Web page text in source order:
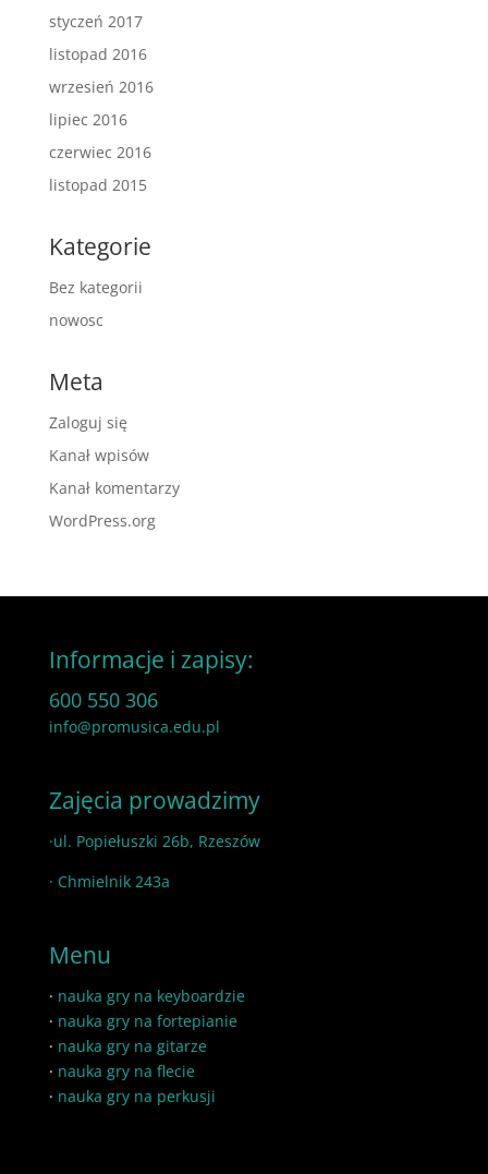
styczeń 2017
listopad 2016
wrzesień 2016
lipiec 2016
czerwiec 2016
listopad 2015
Kategorie
Bez kategorii
nowosc
Meta
Zaloguj się
Kanał wpisów
Kanał komentarzy
WordPress.org
Informacje i zapisy:
600 550 306
info@promusica.edu.pl
Zajęcia prowadzimy
·ul. Popiełuszki 26b, Rzeszów
· Chmielnik 243a
Menu
· nauka gry na keyboardzie
· nauka gry na fortepianie
· nauka gry na gitarze
· nauka gry na flecie
· nauka gry na perkusji